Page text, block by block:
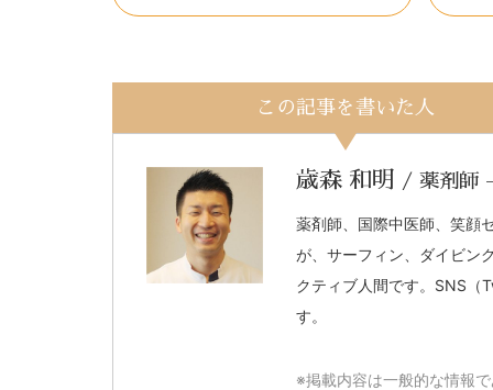
この記事を書いた人
歳森 和明 / 薬剤師
薬剤師、国際中医師、笑顔
が、サーフィン、ダイビン
クティブ人間です。SNS（
す。
※掲載内容は一般的な情報